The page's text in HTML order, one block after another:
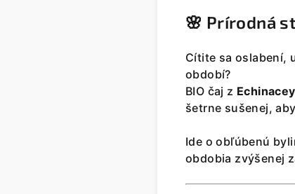
🌸 Prírodná
Cítite sa oslabení,
období?
BIO čaj z
šetrne sušenej,
Ide o obľúbenú
obdobia zvýšenej